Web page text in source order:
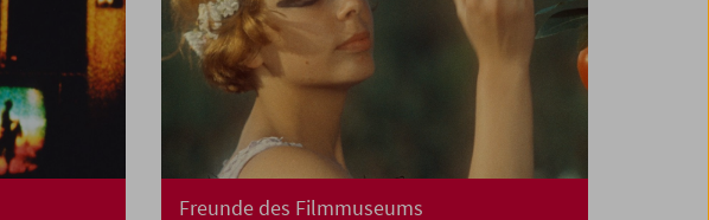
Freunde des Filmmuseums